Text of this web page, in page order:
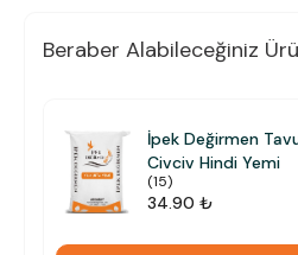
Beraber Alabileceğiniz
İpek Değirmen
Civciv Hindi Yemi
(15)
34.90 ₺